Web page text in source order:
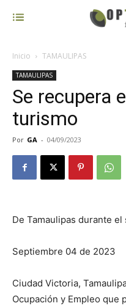
Inicio TAMAULIPAS
TAMAULIPAS
Se recupera
turismo
Por GA - 04/09/2023
De Tamaulipas durante
Septiembre 04 de 2023
Ciudad Victoria,
Ocupación y Empleo que